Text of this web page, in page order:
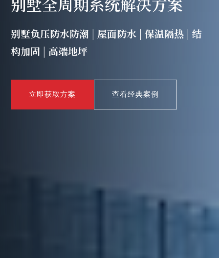
别墅负压防水防潮 | 屋面防水 | 保温隔热 | 结
构加固 | 高端地坪
立即获取方案 查看经典案例